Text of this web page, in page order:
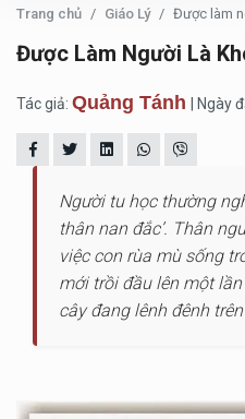
Trang chủ Giáo Lý Được làm
Được Làm Người Là
Tác giả: Quảng Tánh | Ngày
Người tu học thường
thân nan đắc’. Thân
việc con rùa mù sống
mới trồi đầu lên một
cây đang lênh đênh